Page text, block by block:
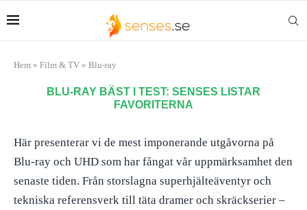
Hem » Film & TV » Blu-ray
BLU-RAY BÄST I TEST: SENSES LISTAR
FAVORITERNA
Här presenterar vi de mest imponerande utgåvorna på
Blu-ray och UHD som har fångat vår uppmärksamhet den
senaste tiden. Från storslagna superhjälteäventyr och
tekniska referensverk till täta dramer och skräckserier –